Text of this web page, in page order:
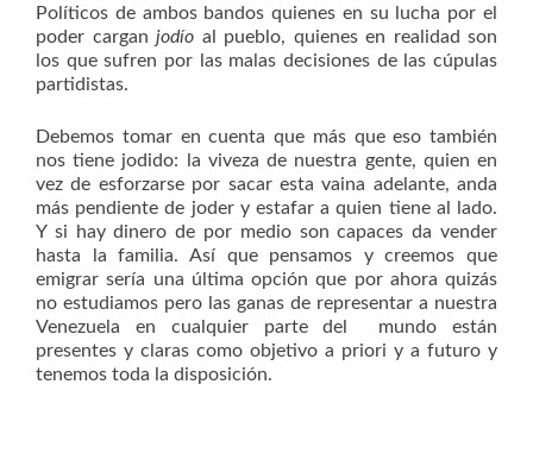
Políticos de ambos bandos quienes en su lucha por el
poder cargan jodío al pueblo, quienes en realidad son
los que sufren por las malas decisiones de las cúpulas
partidistas.
Debemos tomar en cuenta que más que eso también
nos tiene jodido: la viveza de nuestra gente, quien en
vez de esforzarse por sacar esta vaina adelante, anda
más pendiente de joder y estafar a quien tiene al lado.
Y si hay dinero de por medio son capaces da vender
hasta la familia. Así que pensamos y creemos que
emigrar sería una última opción que por ahora quizás
no estudiamos pero las ganas de representar a nuestra
Venezuela en cualquier parte del mundo están
presentes y claras como objetivo a priori y a futuro y
tenemos toda la disposición.